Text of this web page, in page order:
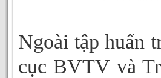
Ngoài tập huấn
cục BVTV và